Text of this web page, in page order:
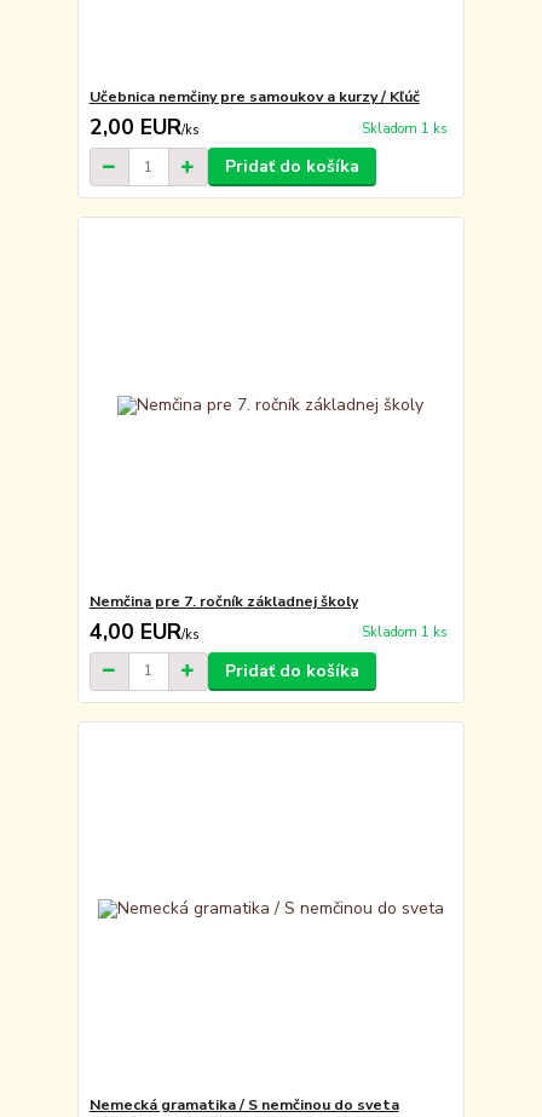
Učebnica nemčiny pre samoukov a kurzy / Kľúč
2,00 EUR/ks Skladom 1 ks
Pridať do košíka
Nemčina pre 7. ročník základnej školy
4,00 EUR/ks Skladom 1 ks
Pridať do košíka
Nemecká gramatika / S nemčinou do sveta